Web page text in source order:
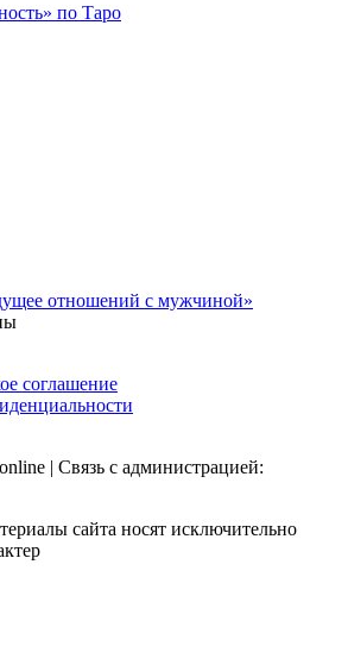
по Таро
отношений с мужчиной»
соглашение
| Связь с администрацией:
сайта носят исключительно